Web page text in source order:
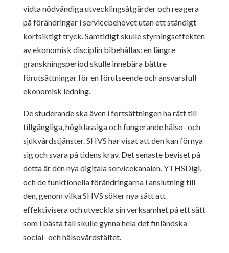
vidta nödvändiga utvecklingsåtgärder och reagera
på förändringar i servicebehovet utan ett ständigt
kortsiktigt tryck. Samtidigt skulle styrningseffekten
av ekonomisk disciplin bibehållas: en längre
granskningsperiod skulle innebära bättre
förutsättningar för en förutseende och ansvarsfull
ekonomisk ledning.
De studerande ska även i fortsättningen ha rätt till
tillgängliga, högklassiga och fungerande hälso- och
sjukvårdstjänster. SHVS har visat att den kan förnya
sig och svara på tidens krav. Det senaste beviset på
detta är den nya digitala servicekanalen, YTHSDigi,
och de funktionella förändringarna i anslutning till
den, genom vilka SHVS söker nya sätt att
effektivisera och utveckla sin verksamhet på ett sätt
som i bästa fall skulle gynna hela det finländska
social- och hälsovårdsfältet.